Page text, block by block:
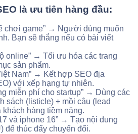
là ưu tiên hàng đầu:
chơi game” → Người dùng muốn
Bạn sẽ thắng nếu có bài viết
online” → Tối ưu hóa các trang
sản phẩm.
Nam” → Kết hợp SEO địa
với xếp hạng tự nhiên.
miễn phí cho startup” → Dùng các
sách (listicle) + mồi câu (lead
khách hàng tiềm năng.
và iphone 16” → Tạo nội dung
để thúc đẩy chuyển đổi.